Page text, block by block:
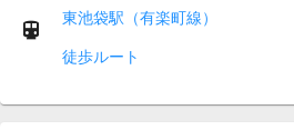
東池袋駅（有楽町線）
徒歩ルート